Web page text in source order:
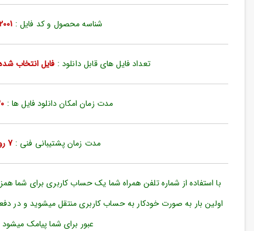
کاربری
ثبت
بازیابی
رمز
شناسه محصول و کد فایل :
تعداد فایل های قابل دانلود : فایل انتخاب شده + 35
مدت زمان امکان دانلود فایل ها :
مدت زمان پشتیبانی فنی :7 روز
با استفاده از شماره تلفن همراه شما یک حساب کاربری برای شما
اولین بار به صورت خودکار به حساب کاربری منتقل میشوید و در
عبور برای شما پیامک میشود